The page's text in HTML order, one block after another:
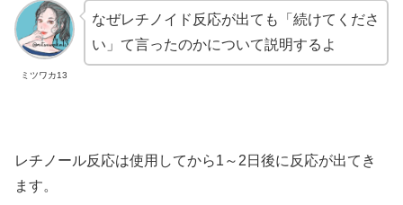
ミツワカ13
なぜレチノイド反応が出ても「続けてくださ
い」て言ったのかについて説明するよ
レチノール反応は使用してから1～2日後に反応が出てき
ます。